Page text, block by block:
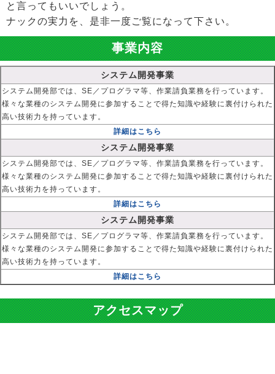
と言ってもいいでしょう。
ナックの実力を、是非一度ご覧になって下さい。
事業内容
システム開発事業
システム開発部では、SE／プログラマ等、作業請負業務を行っています。
様々な業種のシステム開発に参加することで得た知識や経験に裏付けられた
高い技術力を持っています。
詳細はこちら
システム開発事業
システム開発部では、SE／プログラマ等、作業請負業務を行っています。
様々な業種のシステム開発に参加することで得た知識や経験に裏付けられた
高い技術力を持っています。
詳細はこちら
システム開発事業
システム開発部では、SE／プログラマ等、作業請負業務を行っています。
様々な業種のシステム開発に参加することで得た知識や経験に裏付けられた
高い技術力を持っています。
詳細はこちら
アクセスマップ